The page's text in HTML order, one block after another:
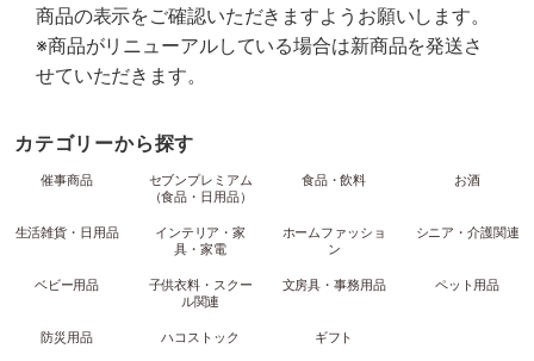
商品の表示をご確認いただきますようお願いします。
※商品がリニューアルしている場合は新商品を発送さ
せていただきます。
カテゴリーから探す
催事商品
セブンプレミアム
（食品・日用品）
食品・飲料 お酒
生活雑貨・日用品
インテリア・家
具・家電
ホームファッショ
ン
シニア・介護関連
ベビー用品
子供衣料・スクー
ル関連
文房具・事務用品 ペット用品
防災用品 ハコストック ギフト